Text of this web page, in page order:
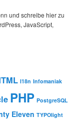
und schreibe hier zu
JavaScript,
I18n Infomaniak
PHP PostgreSQL
Eleven TYPOlight